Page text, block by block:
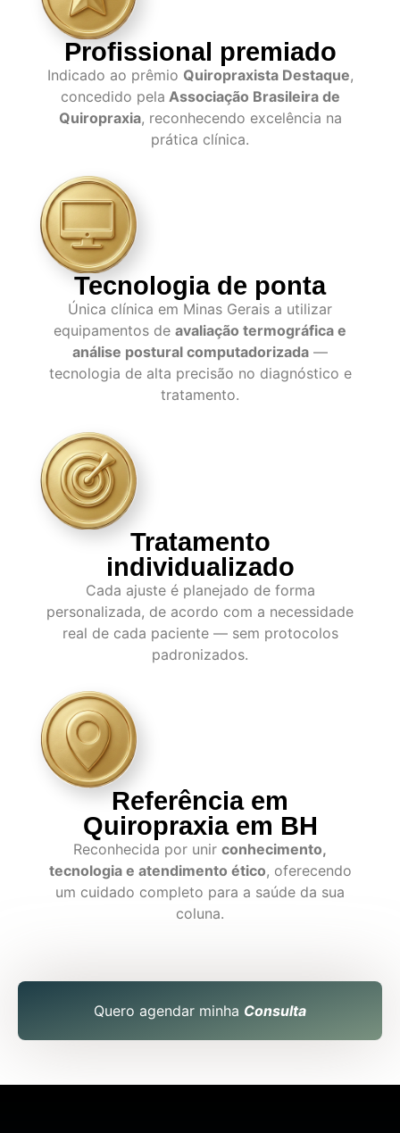
Profissional premiado
Indicado ao prêmio Quiropraxista Destaque,
concedido pela Associação Brasileira de
Quiropraxia, reconhecendo excelência na
prática clínica.
Tecnologia de ponta
Única clínica em Minas Gerais a utilizar
equipamentos de avaliação termográfica e
análise postural computadorizada —
tecnologia de alta precisão no diagnóstico e
tratamento.
Tratamento
individualizado
Cada ajuste é planejado de forma
personalizada, de acordo com a necessidade
real de cada paciente — sem protocolos
padronizados.
Referência em
Quiropraxia em BH
Reconhecida por unir conhecimento,
tecnologia e atendimento ético, oferecendo
um cuidado completo para a saúde da sua
coluna.
Quero agendar minha Consulta